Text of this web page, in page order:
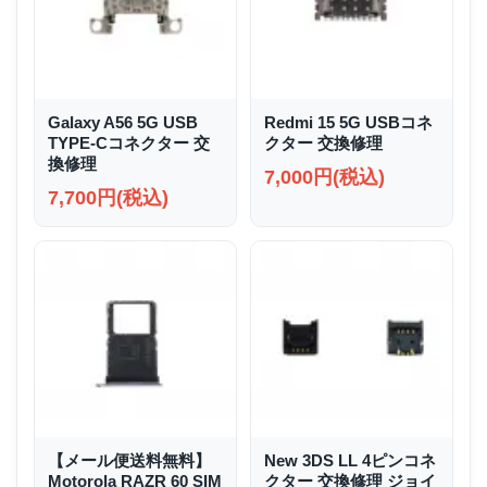
Galaxy A56 5G USB
TYPE-Cコネクター 交
換修理
7,700円(税込)
Redmi 15 5G USBコネ
クター 交換修理
7,000円(税込)
【メール便送料無料】
Motorola RAZR 60 SIM
New 3DS LL 4ピンコネ
クター 交換修理 ジョイ